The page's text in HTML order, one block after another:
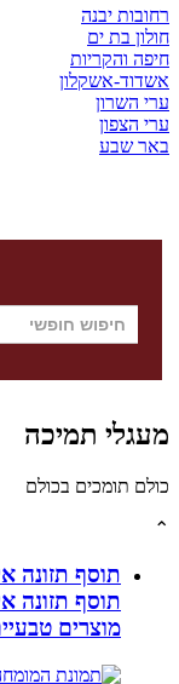
יבנה
בת ים
אשקלון
תמיכה
בכולם
תוסף תזונה אינדיגו,
תוסף תזונה
מוצרים טבעיים